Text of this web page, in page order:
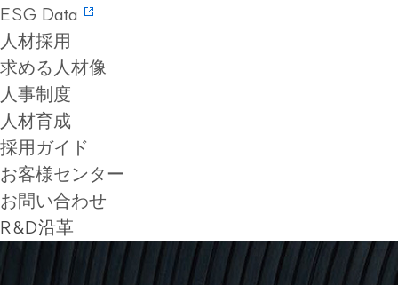
ESG Data
人材採用
求める人材像
人事制度
人材育成
採用ガイド
お客様センター
お問い合わせ
R&D沿革